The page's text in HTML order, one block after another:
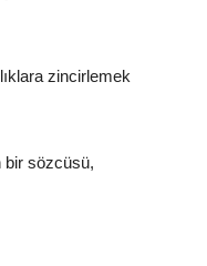
zincirlemek
bir sözcüsü,